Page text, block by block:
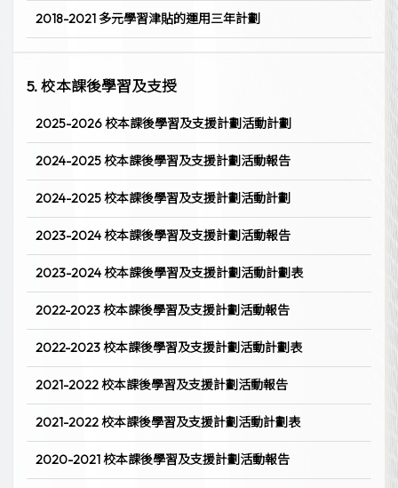
2018-2021 多元學習津貼的運用三年計劃
5. 校本課後學習及支授
2025-2026 校本課後學習及支援計劃活動計劃
2024-2025 校本課後學習及支援計劃活動報告
2024-2025 校本課後學習及支援計劃活動計劃
2023-2024 校本課後學習及支援計劃活動報告
2023-2024 校本課後學習及支援計劃活動計劃表
2022-2023 校本課後學習及支援計劃活動報告
2022-2023 校本課後學習及支援計劃活動計劃表
2021-2022 校本課後學習及支援計劃活動報告
2021-2022 校本課後學習及支援計劃活動計劃表
2020-2021 校本課後學習及支援計劃活動報告